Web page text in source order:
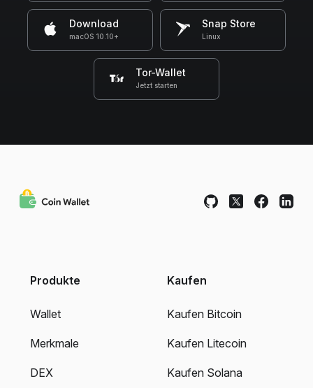
Download
macOS 10.10+
Snap Store
Linux
Tor-Wallet
Jetzt starten
Produkte
Wallet
Merkmale
DEX
Kaufen
Kaufen Bitcoin
Kaufen Litecoin
Kaufen Solana